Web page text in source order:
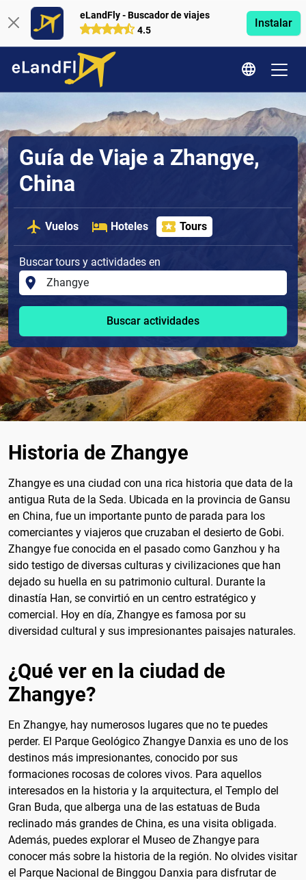
eLandFly - Buscador de viajes
4.5
Instalar
Guía de Viaje a Zhangye,
China
Vuelos Hoteles Tours
Buscar tours y actividades en
Buscar actividades
Historia de Zhangye
Zhangye es una ciudad con una rica historia que data de la
antigua Ruta de la Seda. Ubicada en la provincia de Gansu
en China, fue un importante punto de parada para los
comerciantes y viajeros que cruzaban el desierto de Gobi.
Zhangye fue conocida en el pasado como Ganzhou y ha
sido testigo de diversas culturas y civilizaciones que han
dejado su huella en su patrimonio cultural. Durante la
dinastía Han, se convirtió en un centro estratégico y
comercial. Hoy en día, Zhangye es famosa por su
diversidad cultural y sus impresionantes paisajes naturales.
¿Qué ver en la ciudad de
Zhangye?
En Zhangye, hay numerosos lugares que no te puedes
perder. El Parque Geológico Zhangye Danxia es uno de los
destinos más impresionantes, conocido por sus
formaciones rocosas de colores vivos. Para aquellos
interesados en la historia y la arquitectura, el Templo del
Gran Buda, que alberga una de las estatuas de Buda
reclinado más grandes de China, es una visita obligada.
Además, puedes explorar el Museo de Zhangye para
conocer más sobre la historia de la región. No olvides visitar
el Parque Nacional de Binggou Danxia para disfrutar de